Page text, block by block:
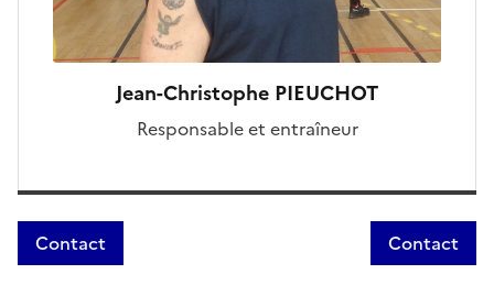
Jean-Christophe PIEUCHOT
Responsable et entraîneur
Contact Contact